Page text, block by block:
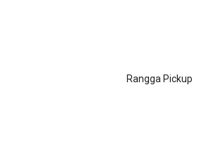
Rangga Pickup